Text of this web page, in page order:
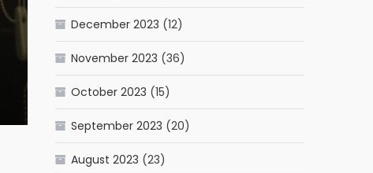
December 2023 (12)
November 2023 (36)
October 2023 (15)
September 2023 (20)
August 2023 (23)